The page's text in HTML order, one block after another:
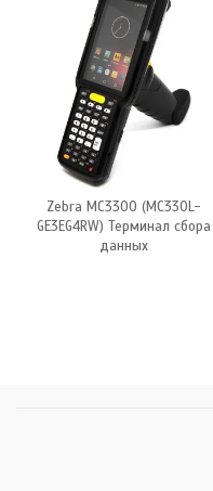
Zebra MC3300 (MC330L-
GE3EG4RW) Терминал сбора
данных